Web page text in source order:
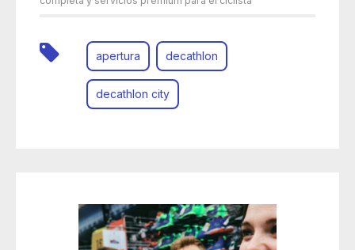
apertura decathlon
decathlon city